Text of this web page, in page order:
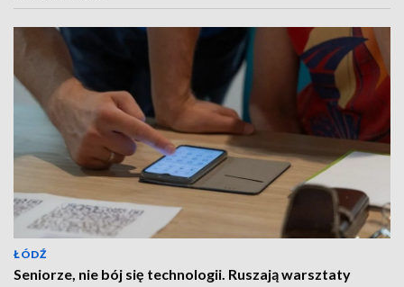
ŁÓDŹ
Seniorze, nie bój się technologii. Ruszają warsztaty